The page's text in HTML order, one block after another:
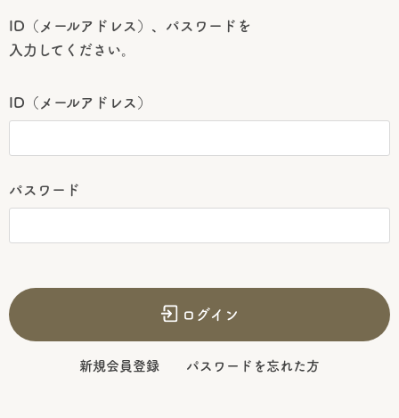
ID（メールアドレス）、パスワードを
入力してください。
ID（メールアドレス）
パスワード
ログイン
新規会員登録 パスワードを忘れた方